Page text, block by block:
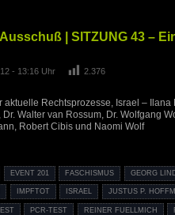
| SITZUNG 43 –
- 13:16 Uhr 2.376
aktuelle Rechtsprozesse, Israel –
Walter van Rossum, Dr. Wolfgang
Robert Cibis und Naomi Wolf
EVENT 201 FASCHISMUS GEORG
IMPFTOT ISRAEL JUSTUS P.
PCR-TEST REINER FUELLMICH